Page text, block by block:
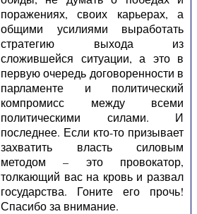
поражениях, своих карьерах, а
общими усилиями выработать
стратегию выхода из
сложившейся ситуации, а это в
первую очередь договоренности в
парламенте и политический
компромисс между всеми
политическими силами. И
последнее. Если кто-то призывает
захватить власть силовым
методом – это провокатор,
толкающий вас на кровь и развал
государства. Гоните его прочь!
Спасибо за внимание.